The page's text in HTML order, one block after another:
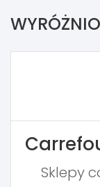
Sklepy